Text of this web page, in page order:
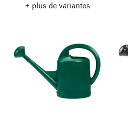
+ plus de variantes